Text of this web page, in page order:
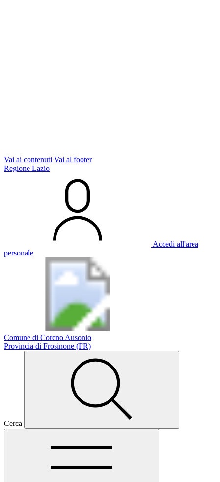
Vai ai contenuti Vai al footer
Regione Lazio
Accedi all'area
personale
Comune di Coreno Ausonio
Provincia di Frosinone (FR)
Cerca